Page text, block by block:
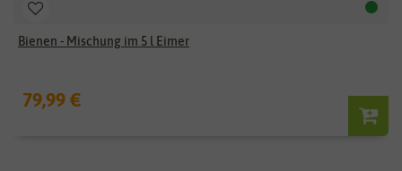
Bienen - Mischung im 5 l Eimer
79,99 €